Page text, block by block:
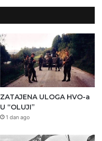
ZATAJENA ULOGA HVO-a
U “OLUJI”
1 dan ago